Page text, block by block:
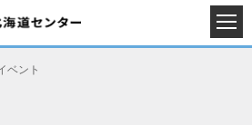
ベント